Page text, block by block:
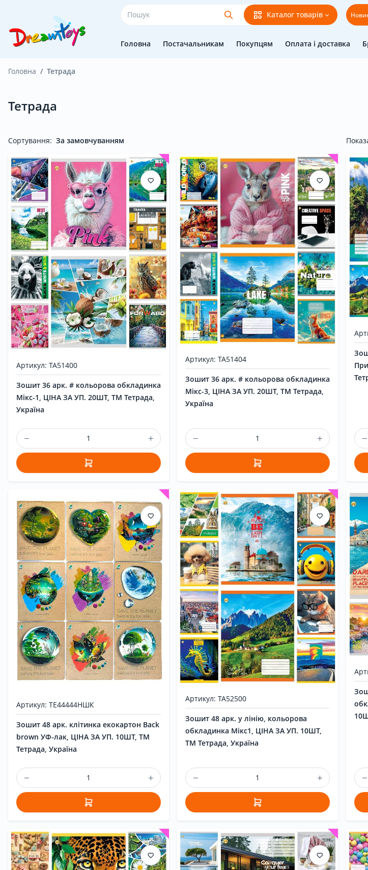
Каталог товарів
Головна Постачальникам Покупцям Оплата і доставка
Покупцям
Оплата і доставка
Новини
Бренди
Акція
Контакти
UK | RU
Головна Тетрада
Тетрада
Сортування: За замовчуванням
Артикул: ТА51400
Зошит 36 арк. # кольорова обкладинка
Мікс-1, ЦІНА ЗА УП. 20ШТ, ТМ Тетрада,
Україна
Артикул: ТА51404
Зошит 36 арк. # кольорова обкладинка
Мікс-3, ЦІНА ЗА УП. 20ШТ, ТМ Тетрада,
Україна
Артикул: ТЕ44444НШК
Зошит 48 арк. клітинка екокартон Back
brown УФ-лак, ЦІНА ЗА УП. 10ШТ, ТМ
Тетрада, Україна
Артикул: ТА52500
Зошит 48 арк. у лінію, кольорова
обкладинка Мікс1, ЦІНА ЗА УП. 10ШТ,
ТМ Тетрада, Україна